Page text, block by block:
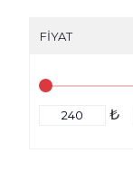
FIYAT
₺